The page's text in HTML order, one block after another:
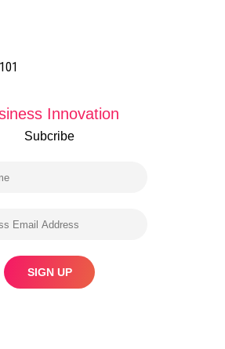
101
Innovation
Subcribe